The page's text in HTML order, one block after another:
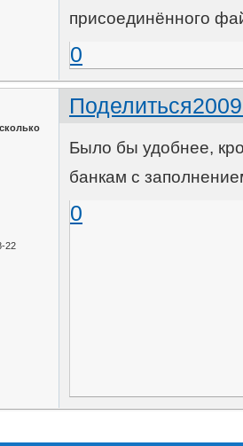
присоединённого
0
Поделиться
22
Было бы удобнее,
банкам с
0